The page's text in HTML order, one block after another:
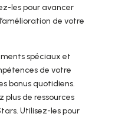
les pour avancer
de votre
spéciaux et
de votre
bonus quotidiens.
plus de ressources
Utilisez-les pour